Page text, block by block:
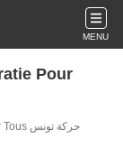
MENU
Pour